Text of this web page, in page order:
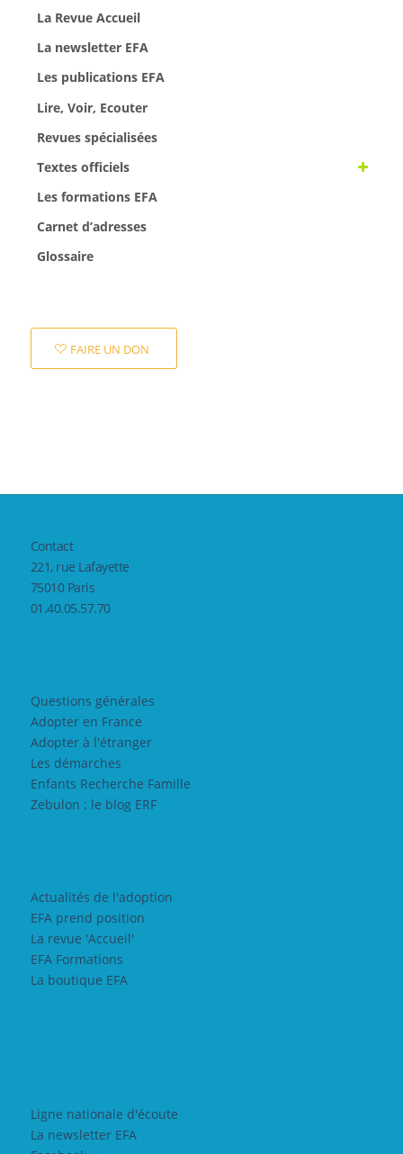
La Revue Accueil
La newsletter EFA
Les publications EFA
Lire, Voir, Ecouter
Revues spécialisées
Textes officiels
Les formations EFA
Carnet d’adresses
Glossaire
FAIRE UN DON
Contact
221, rue Lafayette
75010 Paris
01.40.05.57.70
Questions générales
Adopter en France
Adopter à l'étranger
Les démarches
Enfants Recherche Famille
Zebulon : le blog ERF
Actualités de l'adoption
EFA prend position
La revue 'Accueil'
EFA Formations
La boutique EFA
Ligne nationale d'écoute
La newsletter EFA